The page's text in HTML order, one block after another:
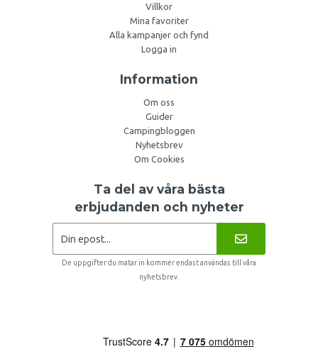
Villkor
Mina favoriter
Alla kampanjer och fynd
Logga in
Information
Om oss
Guider
Campingbloggen
Nyhetsbrev
Om Cookies
Ta del av våra bästa
erbjudanden och nyheter
De uppgifter du matar in kommer endast användas till våra
nyhetsbrev.